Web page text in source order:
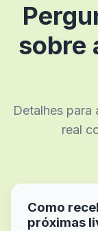
sobre
Detalhes para
real
Como
próximas